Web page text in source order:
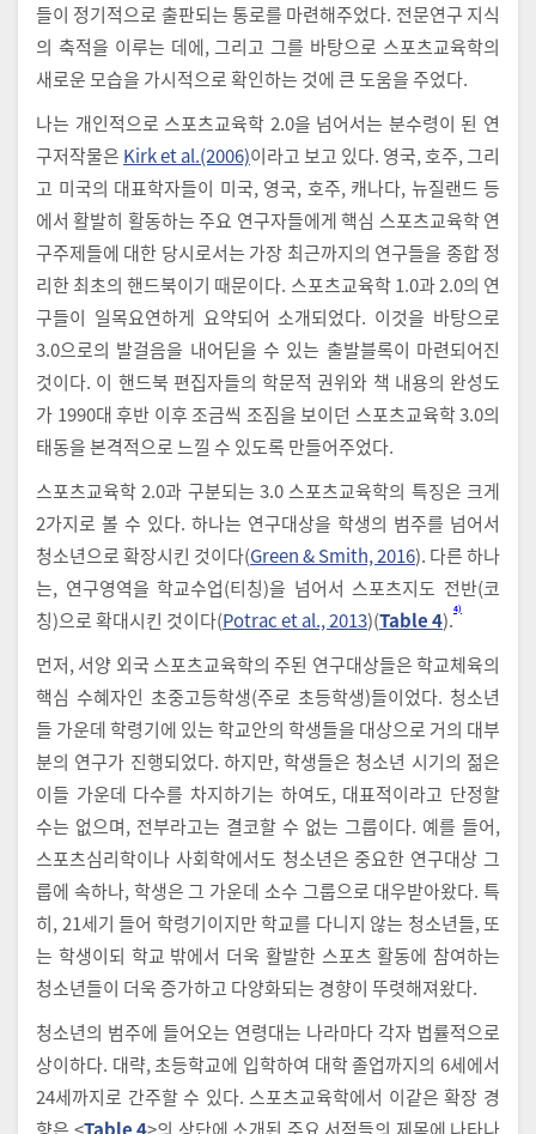
들이 정기적으로 출판되는 통로를 마련해주었다. 전문연구 지식
의 축적을 이루는 데에, 그리고 그를 바탕으로 스포츠교육학의
새로운 모습을 가시적으로 확인하는 것에 큰 도움을 주었다.
나는 개인적으로 스포츠교육학 2.0을 넘어서는 분수령이 된 연
구저작물은 Kirk et al.(2006)이라고 보고 있다. 영국, 호주, 그리
고 미국의 대표학자들이 미국, 영국, 호주, 캐나다, 뉴질랜드 등
에서 활발히 활동하는 주요 연구자들에게 핵심 스포츠교육학 연
구주제들에 대한 당시로서는 가장 최근까지의 연구들을 종합 정
리한 최초의 핸드북이기 때문이다. 스포츠교육학 1.0과 2.0의 연
구들이 일목요연하게 요약되어 소개되었다. 이것을 바탕으로
3.0으로의 발걸음을 내어딛을 수 있는 출발블록이 마련되어진
것이다. 이 핸드북 편집자들의 학문적 권위와 책 내용의 완성도
가 1990대 후반 이후 조금씩 조짐을 보이던 스포츠교육학 3.0의
태동을 본격적으로 느낄 수 있도록 만들어주었다.
스포츠교육학 2.0과 구분되는 3.0 스포츠교육학의 특징은 크게
2가지로 볼 수 있다. 하나는 연구대상을 학생의 범주를 넘어서
청소년으로 확장시킨 것이다(Green & Smith, 2016). 다른 하나
는, 연구영역을 학교수업(티칭)을 넘어서 스포츠지도 전반(코
칭)으로 확대시킨 것이다(Potrac et al., 2013)(Table 4).4)
먼저, 서양 외국 스포츠교육학의 주된 연구대상들은 학교체육의
핵심 수혜자인 초중고등학생(주로 초등학생)들이었다. 청소년
들 가운데 학령기에 있는 학교안의 학생들을 대상으로 거의 대부
분의 연구가 진행되었다. 하지만, 학생들은 청소년 시기의 젊은
이들 가운데 다수를 차지하기는 하여도, 대표적이라고 단정할
수는 없으며, 전부라고는 결코할 수 없는 그룹이다. 예를 들어,
스포츠심리학이나 사회학에서도 청소년은 중요한 연구대상 그
룹에 속하나, 학생은 그 가운데 소수 그룹으로 대우받아왔다. 특
히, 21세기 들어 학령기이지만 학교를 다니지 않는 청소년들, 또
는 학생이되 학교 밖에서 더욱 활발한 스포츠 활동에 참여하는
청소년들이 더욱 증가하고 다양화되는 경향이 뚜렷해져왔다.
청소년의 범주에 들어오는 연령대는 나라마다 각자 법률적으로
상이하다. 대략, 초등학교에 입학하여 대학 졸업까지의 6세에서
24세까지로 간주할 수 있다. 스포츠교육학에서 이같은 확장 경